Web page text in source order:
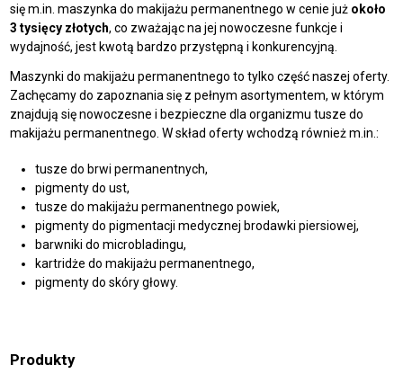
się m.in. maszynka do makijażu permanentnego w cenie już około
3 tysięcy złotych, co zważając na jej nowoczesne funkcje i
wydajność, jest kwotą bardzo przystępną i konkurencyjną.
Maszynki do makijażu permanentnego to tylko część naszej oferty.
Zachęcamy do zapoznania się z pełnym asortymentem, w którym
znajdują się nowoczesne i bezpieczne dla organizmu tusze do
makijażu permanentnego . W skład oferty wchodzą również m.in.:
tusze do brwi permanentnych,
pigmenty do ust,
tusze do makijażu permanentnego powiek,
pigmenty do pigmentacji medycznej brodawki piersiowej,
barwniki do microbladingu,
kartridże do makijażu permanentnego,
pigmenty do skóry głowy.
Produkty